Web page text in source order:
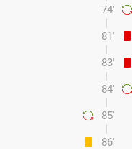
74'
81'
83'
84'
85'
86'